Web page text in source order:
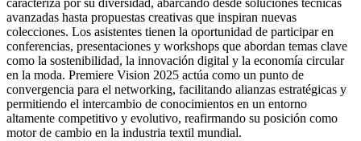
caracteriza por su diversidad, abarcando desde soluciones técnicas
avanzadas hasta propuestas creativas que inspiran nuevas
colecciones. Los asistentes tienen la oportunidad de participar en
conferencias, presentaciones y workshops que abordan temas clave
como la sostenibilidad, la innovación digital y la economía circular
en la moda. Premiere Vision 2025 actúa como un punto de
convergencia para el networking, facilitando alianzas estratégicas y
permitiendo el intercambio de conocimientos en un entorno
altamente competitivo y evolutivo, reafirmando su posición como
motor de cambio en la industria textil mundial.